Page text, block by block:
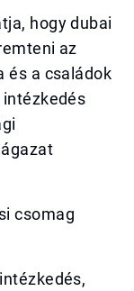
hogy dubai
az
és a családok
csomag